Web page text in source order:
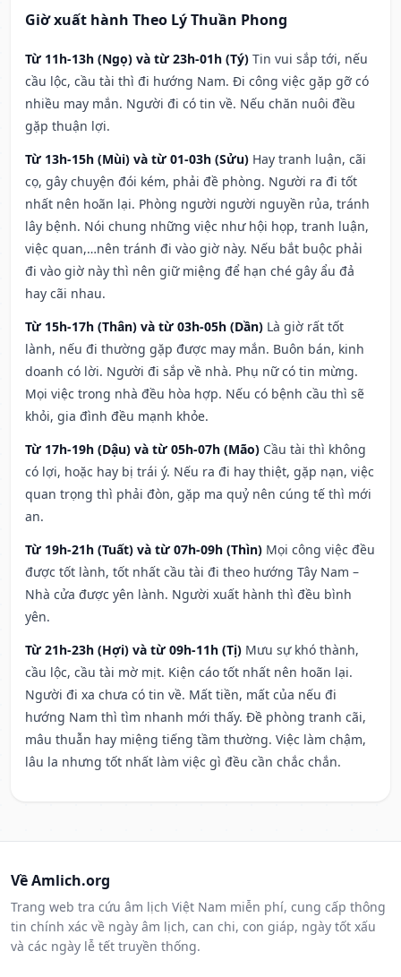
Giờ xuất hành Theo Lý Thuần Phong
Từ 11h-13h (Ngọ) và từ 23h-01h (Tý) Tin vui sắp tới, nếu
cầu lộc, cầu tài thì đi hướng Nam. Đi công việc gặp gỡ có
nhiều may mắn. Người đi có tin về. Nếu chăn nuôi đều
gặp thuận lợi.
Từ 13h-15h (Mùi) và từ 01-03h (Sửu) Hay tranh luận, cãi
cọ, gây chuyện đói kém, phải đề phòng. Người ra đi tốt
nhất nên hoãn lại. Phòng người người nguyền rủa, tránh
lây bệnh. Nói chung những việc như hội họp, tranh luận,
việc quan,…nên tránh đi vào giờ này. Nếu bắt buộc phải
đi vào giờ này thì nên giữ miệng để hạn ché gây ẩu đả
hay cãi nhau.
Từ 15h-17h (Thân) và từ 03h-05h (Dần) Là giờ rất tốt
lành, nếu đi thường gặp được may mắn. Buôn bán, kinh
doanh có lời. Người đi sắp về nhà. Phụ nữ có tin mừng.
Mọi việc trong nhà đều hòa hợp. Nếu có bệnh cầu thì sẽ
khỏi, gia đình đều mạnh khỏe.
Từ 17h-19h (Dậu) và từ 05h-07h (Mão) Cầu tài thì không
có lợi, hoặc hay bị trái ý. Nếu ra đi hay thiệt, gặp nạn, việc
quan trọng thì phải đòn, gặp ma quỷ nên cúng tế thì mới
an.
Từ 19h-21h (Tuất) và từ 07h-09h (Thìn) Mọi công việc đều
được tốt lành, tốt nhất cầu tài đi theo hướng Tây Nam –
Nhà cửa được yên lành. Người xuất hành thì đều bình
yên.
Từ 21h-23h (Hợi) và từ 09h-11h (Tị) Mưu sự khó thành,
cầu lộc, cầu tài mờ mịt. Kiện cáo tốt nhất nên hoãn lại.
Người đi xa chưa có tin về. Mất tiền, mất của nếu đi
hướng Nam thì tìm nhanh mới thấy. Đề phòng tranh cãi,
mâu thuẫn hay miệng tiếng tầm thường. Việc làm chậm,
lâu la nhưng tốt nhất làm việc gì đều cần chắc chắn.
Về Amlich.org
Trang web tra cứu âm lịch Việt Nam miễn phí, cung cấp thông
tin chính xác về ngày âm lịch, can chi, con giáp, ngày tốt xấu
và các ngày lễ tết truyền thống.